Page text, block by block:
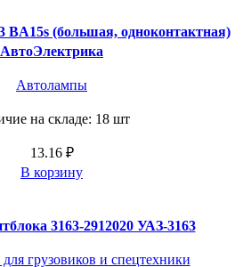
BA15s (большая, одноконтактная)
АвтоЭлектрика
Автолампы
на складе: 18 шт
13.16 ₽
В корзину
3163-2912020 УАЗ-3163
для грузовиков и спецтехники